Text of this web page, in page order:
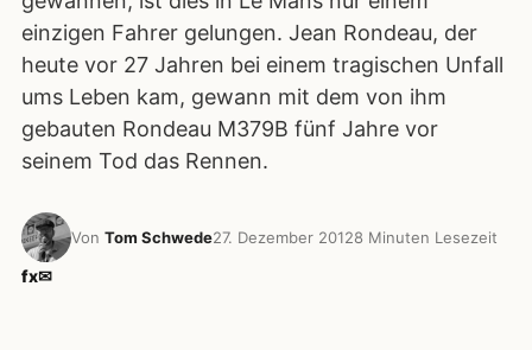
einzigen Fahrer gelungen. Jean Rondeau, der
heute vor 27 Jahren bei einem tragischen Unfall
ums Leben kam, gewann mit dem von ihm
gebauten Rondeau M379B fünf Jahre vor
seinem Tod das Rennen.
Von Tom Schwede27. Dezember 20128 Minuten Lesezeit
fx✉